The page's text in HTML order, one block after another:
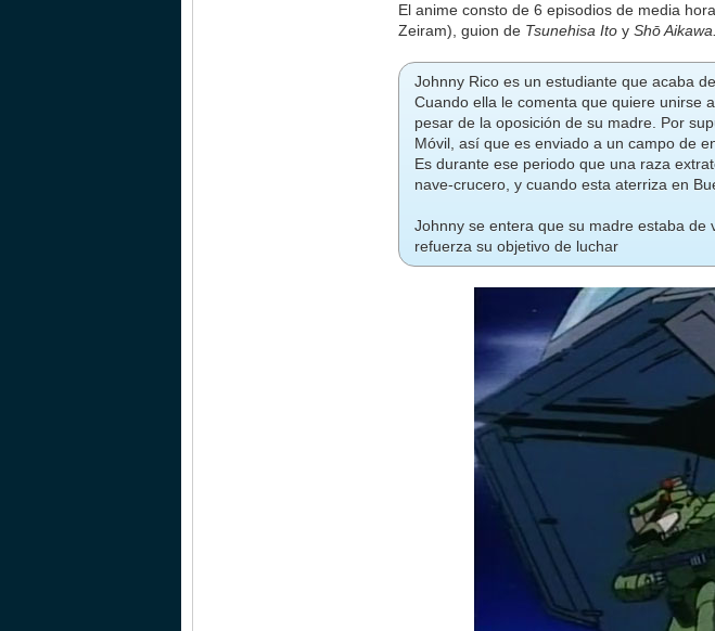
El anime consto de 6 episodios de media
Zeiram), guion de Tsunehisa Ito yShō Aikawa.
Johnny Rico es un estudiante que acaba
Cuando ella le comenta que quiere unirse
pesar de la oposición de su madre. Por
Móvil, así que es enviado a un campo de
Es durante ese periodo que una raza
nave-crucero, y cuando esta aterriza en
Johnny se entera que su madre estaba de
refuerza su objetivo de luchar